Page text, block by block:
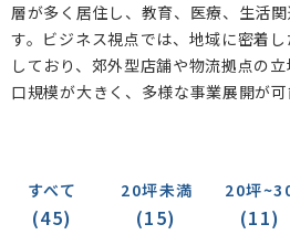
小山ケ丘(1)
真光寺町(0)
三輪町(0)
三輪緑山(0) 広
鶴川(3)
大蔵町(2) 野津田
層が多く居住し、教育、医療、生活
す。ビジネス視点では、地域に密着
しており、郊外型店舗や物流拠点の
口規模が大きく、多様な事業展開が可
すべて
(45)
20坪未満
(15)
20坪
(11)